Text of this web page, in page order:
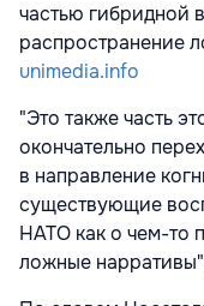
частью гибридной
распространение
unimedia.info
"Это также часть
окончательно
в направление
существующие
НАТО как о чем-то
ложные